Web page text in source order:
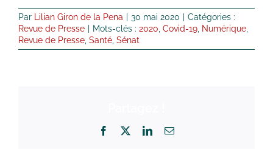
Par Lilian Giron de la Pena 30 mai 2020
Catégories :
Revue de Presse
Mots-clés : 2020 Covid-19 Numérique
Revue de Presse Santé Sénat
Facebook LinkedInEmail